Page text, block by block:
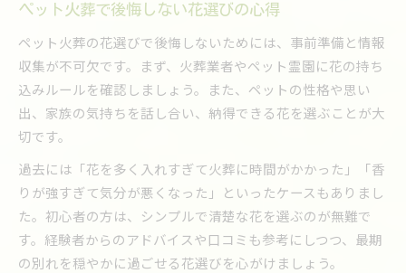
ペット火葬で後悔しない花選びの心得
ペット火葬の花選びで後悔しないためには、事前準備と情報
収集が不可欠です。まず、火葬業者やペット霊園に花の持ち
込みルールを確認しましょう。また、ペットの性格や思い
出、家族の気持ちを話し合い、納得できる花を選ぶことが大
切です。
過去には「花を多く入れすぎて火葬に時間がかかった」「香
りが強すぎて気分が悪くなった」といったケースもありまし
た。初心者の方は、シンプルで清楚な花を選ぶのが無難で
す。経験者からのアドバイスや口コミも参考にしつつ、最期
の別れを穏やかに過ごせる花選びを心がけましょう。